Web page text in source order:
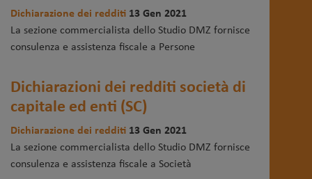
Dichiarazione dei redditi 13 Gen 2021
La sezione commercialista dello Studio DMZ fornisce
consulenza e assistenza fiscale a Persone
Dichiarazioni dei redditi società di
capitale ed enti (SC)
Dichiarazione dei redditi 13 Gen 2021
La sezione commercialista dello Studio DMZ fornisce
consulenza e assistenza fiscale a Società